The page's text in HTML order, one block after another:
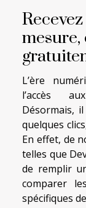
mesure,
L’ère
l’accès
Désormais,
quelques
En effet, de
telles que
de remplir
comparer
spécifiques